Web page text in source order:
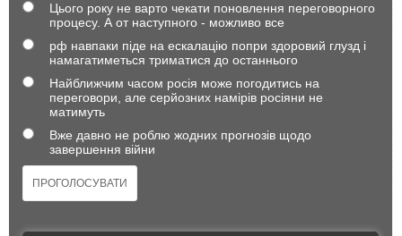
Цього року не варто чекати поновлення переговорного
процесу. А от наступного - можливо все
рф навпаки піде на ескалацію попри здоровий глузд і
намагатиметься триматися до останнього
Найближчим часом росія може погодитись на
переговори, але серйозних намірів росіяни не
матимуть
Вже давно не роблю жодних прогнозів щодо
завершення війни